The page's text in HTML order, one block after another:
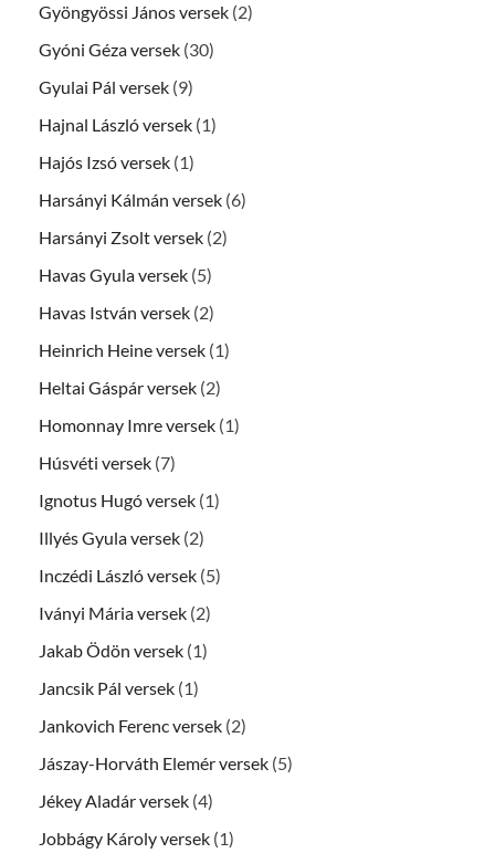
Gyöngyössi János versek (2)
Gyóni Géza versek (30)
Gyulai Pál versek (9)
Hajnal László versek (1)
Hajós Izsó versek (1)
Harsányi Kálmán versek (6)
Harsányi Zsolt versek (2)
Havas Gyula versek (5)
Havas István versek (2)
Heinrich Heine versek (1)
Heltai Gáspár versek (2)
Homonnay Imre versek (1)
Húsvéti versek (7)
Ignotus Hugó versek (1)
Illyés Gyula versek (2)
Inczédi László versek (5)
Iványi Mária versek (2)
Jakab Ödön versek (1)
Jancsik Pál versek (1)
Jankovich Ferenc versek (2)
Jászay-Horváth Elemér versek (5)
Jékey Aladár versek (4)
Jobbágy Károly versek (1)